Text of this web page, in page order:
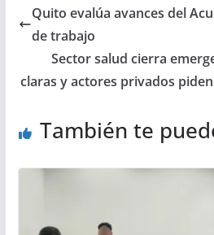
Quito evalúa avances del
de trabajo
Sector salud cierra
claras y actores privados
También te